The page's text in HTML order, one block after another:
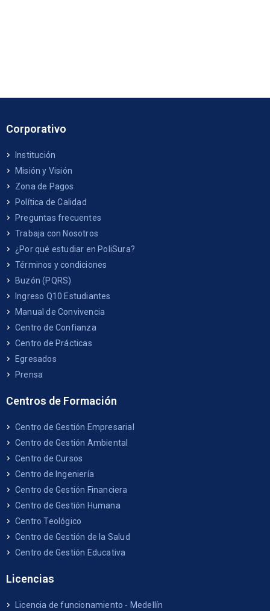
Corporativo
Institución
Misión y Visión
Zona de Pagos
Política de Calidad
Preguntas frecuentes
Trabaja con Nosotros
¿Por qué estudiar en PoliSura?
Términos y condiciones
Buzón (PQRS)
Ingreso Q10 Estudiantes
Manual de Convivencia
Centro de Confianza
Centro de Prácticas
Egresados
Prensa
Centros de Formación
Centro de Gestión Empresarial
Centro de Gestión Ambiental
Centro de Cursos
Centro de Ingeniería
Centro de Gestión Financiera
Centro de Gestión Humana
Centro Teológico
Centro de Gestión de la Salud
Centro de Gestión Educativa
Licencias
Licencia de funcionamiento - Medellín